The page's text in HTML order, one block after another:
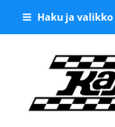
Siirry
Haku ja valikko